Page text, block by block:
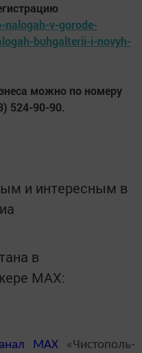
v-gorode-
buhgalterii-i-novyh-
можно по номеру
524-90-90.
и интересным в
в
MАХ:
MAX«Чистополь-